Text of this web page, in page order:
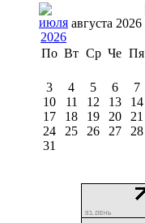
августа 2026
По Вт Ср Че Пя
3
4 5 6 7
10
11 12 13 14
17
18 19 20 21
24
25 26 27 28
31